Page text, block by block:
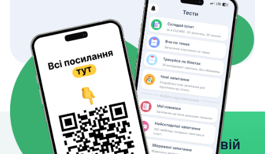
Завантажте застосунок на свій